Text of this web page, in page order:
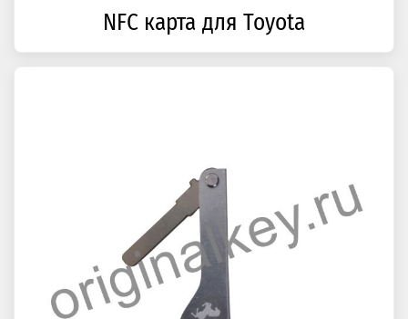
NFC карта для Toyota